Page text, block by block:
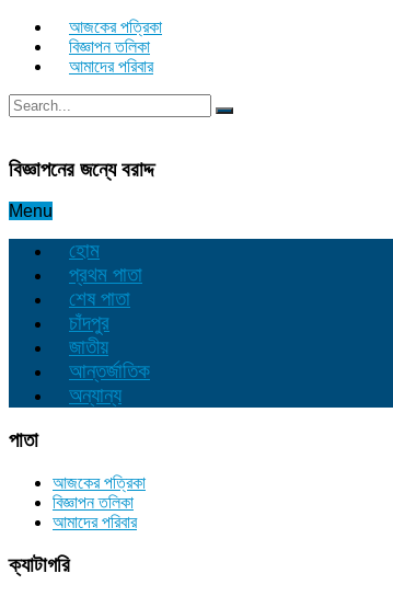
আজকের পত্রিকা
বিজ্ঞাপন তলিকা
আমাদের পরিবার
বিজ্ঞাপনের জন্যে বরাদ্দ
Menu
হোম
প্রথম পাতা
শেষ পাতা
চাঁদপুর
জাতীয়
আন্তর্জাতিক
অন্যান্য
পাতা
আজকের পত্রিকা
বিজ্ঞাপন তলিকা
আমাদের পরিবার
ক্যাটাগরি